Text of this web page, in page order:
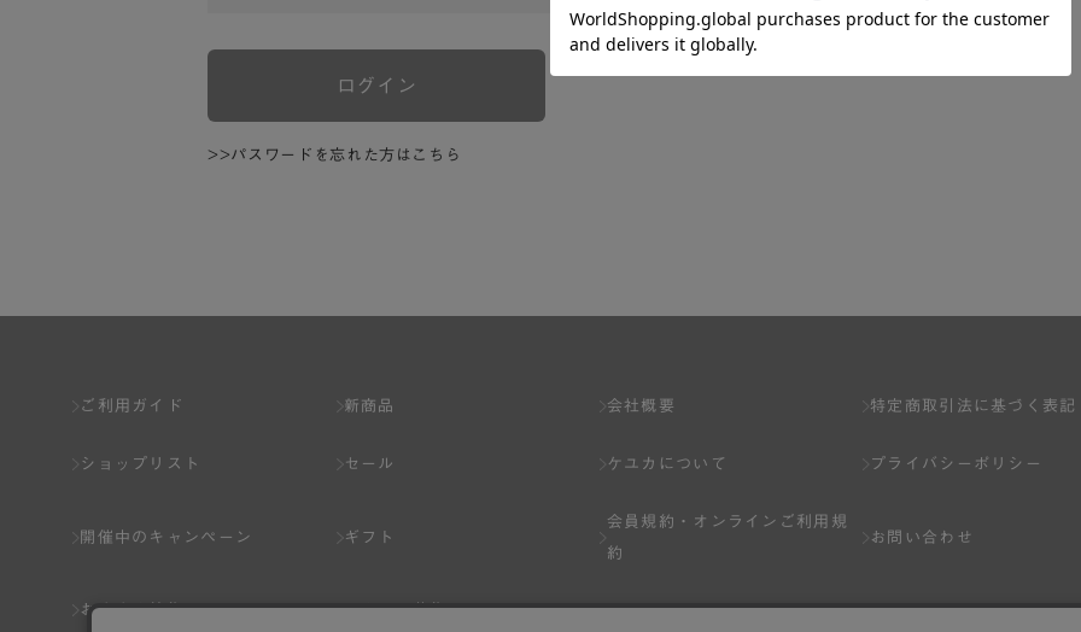
ログイン
>>パスワードを忘れた方はこちら
ご利用ガイド
ショップリスト
開催中のキャンペーン
おすすめ特集
新商品
セール
ギフト
スタッフ募集
会社概要
ケユカについて
会員規約・
オンラインご利用規
約
Q&A
特定商取引法に基づく表記
プライバシーポリシー
お問い合わせ